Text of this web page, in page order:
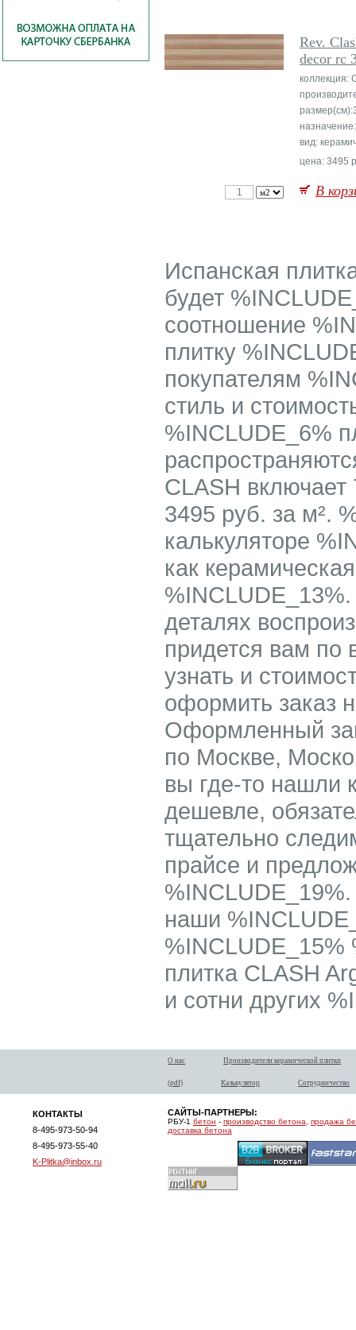
Rev.
decor rc
коллекция:
вид:
цена: 3495
В
Испанская
будет
соотношение
плитку
покупателям
стиль и
%INCLUDE_6%
CLASH
3495 руб. за м².
калькуляторе
как
деталях
придется вам по
узнать и
оформить заказ
Оформленный
по Москве,
вы где-то нашли
дешевле,
тщательно
прайсе и
наши
%INCLUDE_15%
плитка CLASH
и сотни других
О нас Производители керамической плитки
(pdf) Калькулятор Сотрудничество
КОНТАКТЫ
8-495-973-50-94
8-495-973-55-40
K-Plitka@inbox.ru
САЙТЫ-ПАРТНЕРЫ:
РБУ-1 бетон - производство бетона
продажа
доставка бетона